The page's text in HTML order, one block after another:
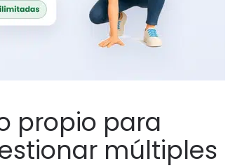
propio para
múltiples